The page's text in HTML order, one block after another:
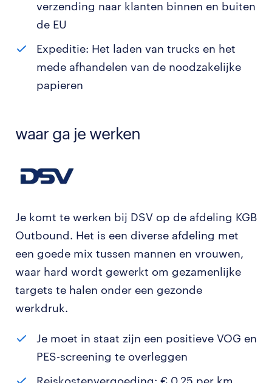
verzending naar klanten binnen en buiten
de EU
Expeditie: Het laden van trucks en het
mede afhandelen van de noodzakelijke
papieren
waar ga je werken
Je komt te werken bij DSV op de afdeling KGB
Outbound. Het is een diverse afdeling met
een goede mix tussen mannen en vrouwen,
waar hard wordt gewerkt om gezamenlijke
targets te halen onder een gezonde
werkdruk.
Je moet in staat zijn een positieve VOG en
PES-screening te overleggen